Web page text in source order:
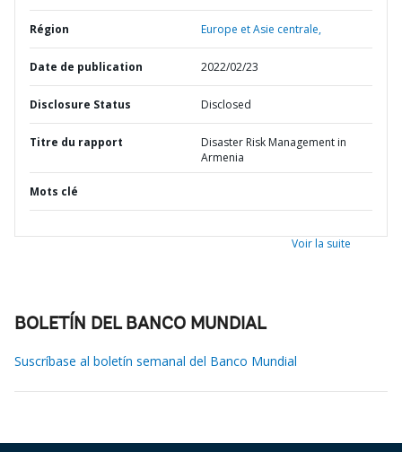
Région Europe et Asie centrale,
Date de publication 2022/02/23
Disclosure Status Disclosed
Titre du rapport
Disaster Risk Management in
Armenia
Mots clé
Voir la suite
BOLETÍN DEL BANCO MUNDIAL
Suscríbase al boletín semanal del Banco Mundial